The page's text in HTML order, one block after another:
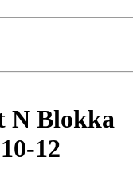
N Blokka
12